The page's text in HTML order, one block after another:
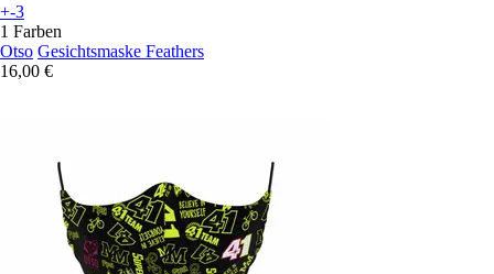
+-3
1 Farben
Otso Gesichtsmaske Feathers
16,00 €